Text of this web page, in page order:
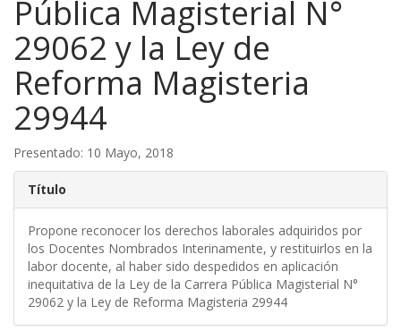
Pública Magisterial N°
29062 y la Ley de
Reforma Magisteria
29944
Presentado: 10 Mayo, 2018
Título
Propone reconocer los derechos laborales adquiridos por
los Docentes Nombrados Interinamente, y restituirlos en la
labor docente, al haber sido despedidos en aplicación
inequitativa de la Ley de la Carrera Pública Magisterial N°
29062 y la Ley de Reforma Magisteria 29944